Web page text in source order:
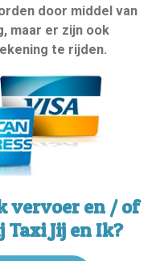
door middel van
maar er zijn ook
te rijden.
vervoer en / of
Jij en Ik?